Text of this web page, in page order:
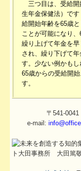
三つ目は、受給開
生年金保健法）で
給開始年齢を65歳
ことが可能になり
繰り上げて年金を
され、繰り下げて
す。少ない例かもし
65歳からの受給開
す。
〒541-
e-mail: